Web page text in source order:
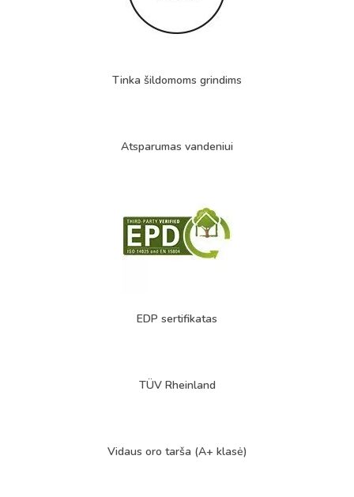
Tinka šildomoms grindims
Atsparumas vandeniui
EDP sertifikatas
TÜV Rheinland
Vidaus oro tarša (A+ klasė)